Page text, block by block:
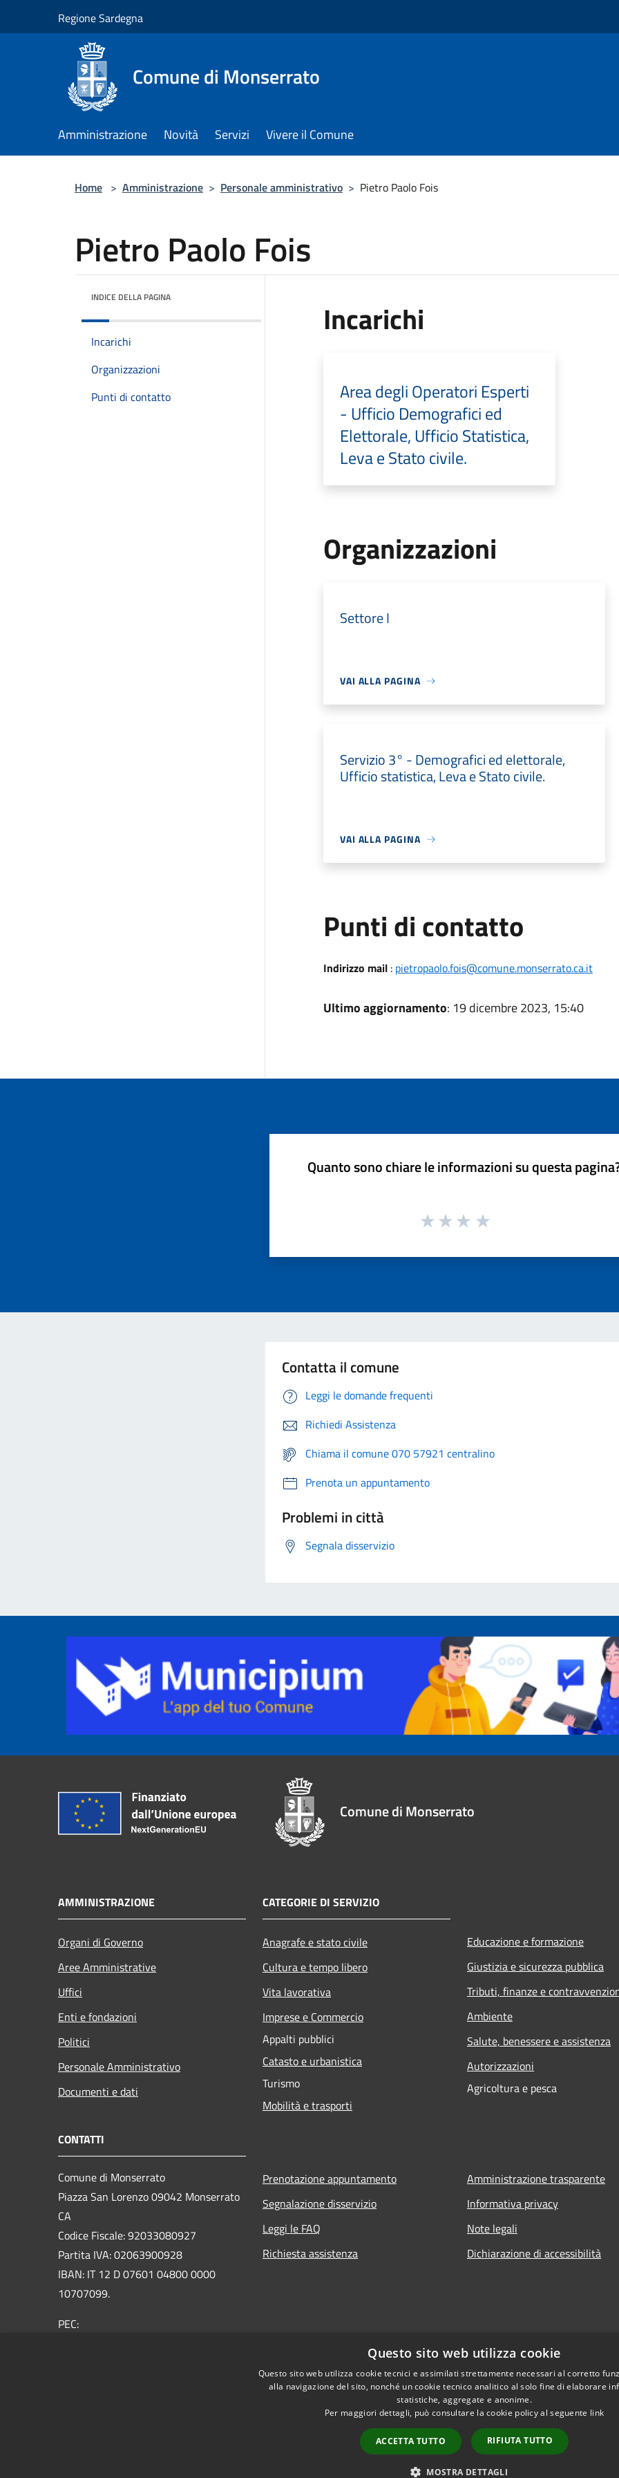
Regione Sardegna
Comune di Monserrato
Amministrazione Novità Servizi Vivere il Comune
Home > Amministrazione > Personale amministrativo > Pietro Paolo Fois
Pietro Paolo Fois
INDICE DELLA PAGINA
Incarichi
Organizzazioni
Punti di contatto
Incarichi
Area degli Operatori Esperti
- Ufficio Demografici ed
Elettorale, Ufficio Statistica,
Leva e Stato civile.
Organizzazioni
Settore I
VAI ALLA PAGINA
Servizio 3° - Demografici ed elettorale,
Ufficio statistica, Leva e Stato civile.
VAI ALLA PAGINA
Punti di contatto
Indirizzo mail: pietropaolo.fois@comune.monserrato.ca.it
Ultimo aggiornamento: 19 dicembre 2023, 15:40
Quanto sono chiare le informazioni su questa
Contatta il comune
Leggi le domande frequenti
Richiedi Assistenza
Chiama il comune 070 57921 centralino
Prenota un appuntamento
Problemi in città
Segnala disservizio
Comune di Monserrato
AMMINISTRAZIONE
Organi di Governo
Aree Amministrative
Uffici
Enti e fondazioni
Politici
Personale Amministrativo
Documenti e dati
CATEGORIE DI SERVIZIO
Anagrafe e stato civile
Cultura e tempo libero
Vita lavorativa
Imprese e Commercio
Appalti pubblici
Catasto e urbanistica
Turismo
Mobilità e trasporti
Educazione e formazione
Giustizia e sicurezza pubblica
Tributi, finanze e
Ambiente
Salute, benessere e assistenza
Autorizzazioni
Agricoltura e pesca
CONTATTI
Comune di Monserrato
Piazza San Lorenzo 09042 Monserrato
CA
Codice Fiscale: 92033080927
Partita IVA: 02063900928
IBAN: IT 12 D 07601 04800 0000
10707099.
PEC:
Prenotazione appuntamento
Segnalazione disservizio
Leggi le FAQ
Richiesta assistenza
Amministrazione trasparente
Informativa privacy
Note legali
Dichiarazione di accessibilità
Intranet
Copyright © 2026 • Comune di
Questo sito web utilizza cookie
Questo sito web utilizza cookie tecnici e assimilati strettamente necessari al corretto
alla navigazione del sito, nonché un cookie tecnico analitico al solo fine di elaborare
statistiche, aggregate e anonime.
Per maggiori dettagli, può consultare la cookie policy al seguente link
ACCETTA TUTTO RIFIUTA TUTTO
MOSTRA DETTAGLI